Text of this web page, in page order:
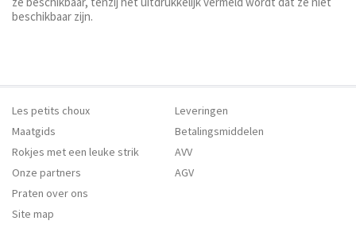
beschikbaar zijn.
Les petits choux
Leveringen
Maatgids
Betalingsmiddelen
Rokjes met een leuke strik
AVV
Onze partners
AGV
Praten over ons
Site map